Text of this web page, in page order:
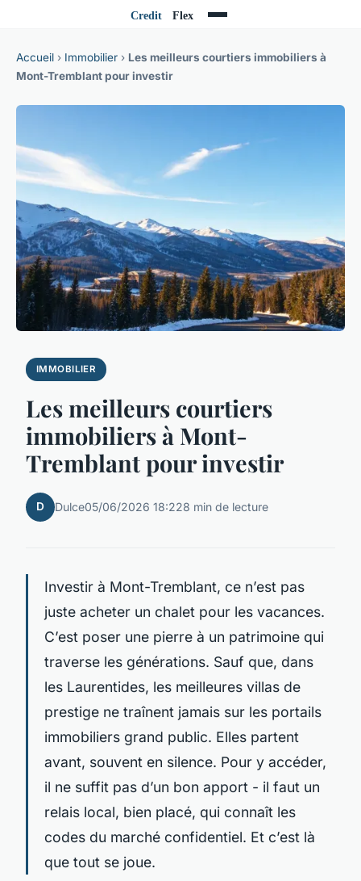
Accueil › Immobilier › Les meilleurs courtiers immobiliers à
Mont-Tremblant pour investir
IMMOBILIER
Les meilleurs courtiers
immobiliers à Mont-
Tremblant pour investir
D Dulce05/06/2026 18:228 min de lecture
Investir à Mont-Tremblant, ce n’est pas
juste acheter un chalet pour les vacances.
C’est poser une pierre à un patrimoine qui
traverse les générations. Sauf que, dans
les Laurentides, les meilleures villas de
prestige ne traînent jamais sur les portails
immobiliers grand public. Elles partent
avant, souvent en silence. Pour y accéder,
il ne suffit pas d’un bon apport - il faut un
relais local, bien placé, qui connaît les
codes du marché confidentiel. Et c’est là
que tout se joue.